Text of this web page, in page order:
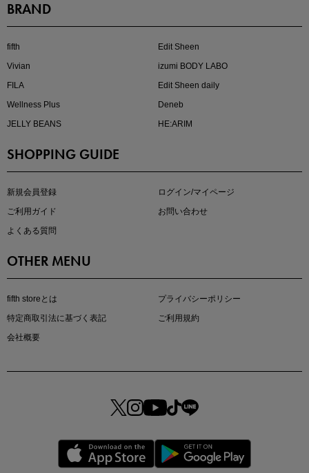
BRAND
fifth
Edit Sheen
Vivian
izumi BODY LABO
FILA
Edit Sheen daily
Wellness Plus
Deneb
JELLY BEANS
HE:ARIM
SHOPPING GUIDE
新規会員登録
ログイン/マイページ
ご利用ガイド
お問い合わせ
よくある質問
OTHER MENU
fifth storeとは
プライバシーポリシー
特定商取引法に基づく表記
ご利用規約
会社概要